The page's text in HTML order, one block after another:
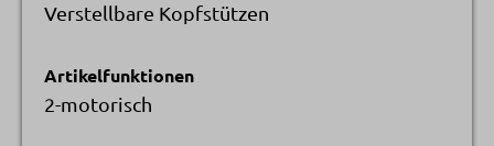
Verstellbare Kopfstützen
Artikelfunktionen
2-motorisch